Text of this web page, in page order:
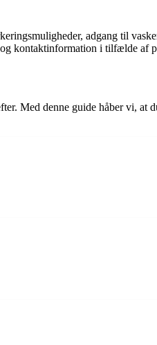
adgang til
kontaktinformation i tilfælde af
Med denne guide håber vi, at